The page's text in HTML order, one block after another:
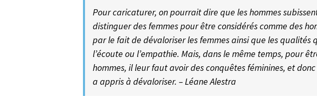
Pour caricaturer, on pourrait dire que les hommes
distinguer des femmes pour être considérés comme des
par le fait de dévaloriser les femmes ainsi que les qualités
l’écoute ou l’empathie. Mais, dans le même temps, pour
hommes, il leur faut avoir des conquêtes féminines, et
a appris à dévaloriser. – Léane Alestra